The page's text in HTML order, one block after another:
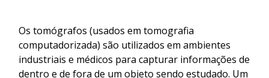
Os tomógrafos (usados em tomografia
computadorizada) são utilizados em ambientes
industriais e médicos para capturar informações de
dentro e de fora de um objeto sendo estudado. Um